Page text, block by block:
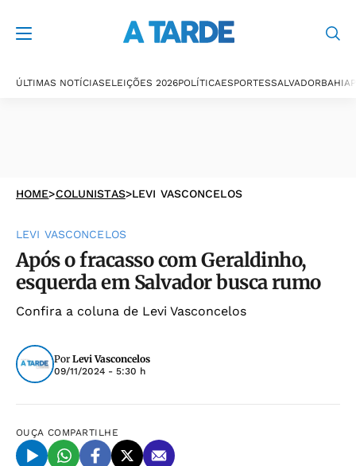
ÚLTIMAS NOTÍCIASELEIÇÕES 2026POLÍTICAESPORTESSALVADORBAHIA
HOME>COLUNISTAS>LEVI VASCONCELOS
LEVI VASCONCELOS
Após o fracasso com Geraldinho,
esquerda em Salvador busca rumo
Confira a coluna de Levi Vasconcelos
Por Levi Vasconcelos
09/11/2024 - 5:30 h
OUÇA COMPARTILHE